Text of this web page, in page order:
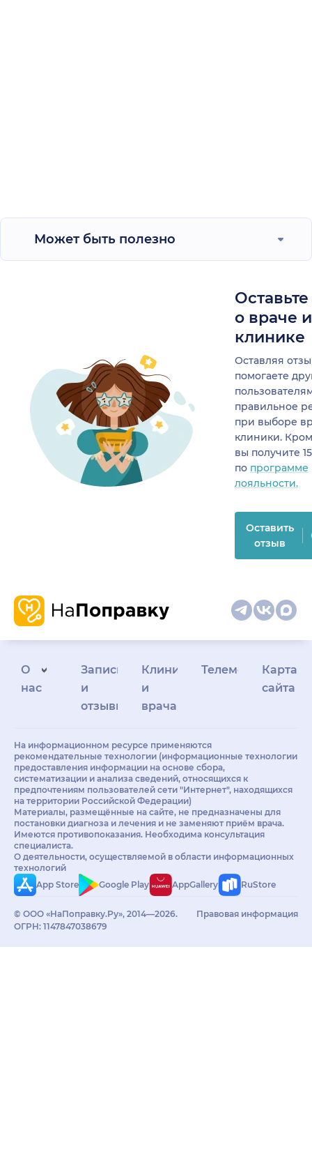
Может быть полезно
о враче
клинике
Оставляя
помогаете
правильное
при выборе
клиники.
вы получите
по программе
лояльности.
Оставить
отзыв
О
нас
Запись
и
отзывы
Клиникам
и
врачам
Телемедицина
Карта
сайта
На информационном ресурсе применяются
рекомендательные технологии (информационные технологии
предоставления информации на основе сбора,
систематизации и анализа сведений, относящихся к
предпочтениям пользователей сети "Интернет", находящихся
на территории Российской Федерации)
Материалы, размещённые на сайте, не предназначены для
постановки диагноза и лечения и не заменяют приём врача.
Имеются противопоказания. Необходима консультация
специалиста.
О деятельности, осуществляемой в области информационных
технологий
App Store
Google Play AppGallery RuStore
© ООО «НаПоправку.Ру», 2014—2026.
ОГРН: 1147847038679
Правовая информация